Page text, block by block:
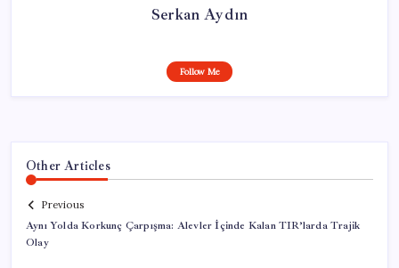
Serkan Aydın
Follow Me
Other Articles
Previous
Aynı Yolda Korkunç Çarpışma: Alevler İçinde Kalan TIR’larda Trajik
Olay